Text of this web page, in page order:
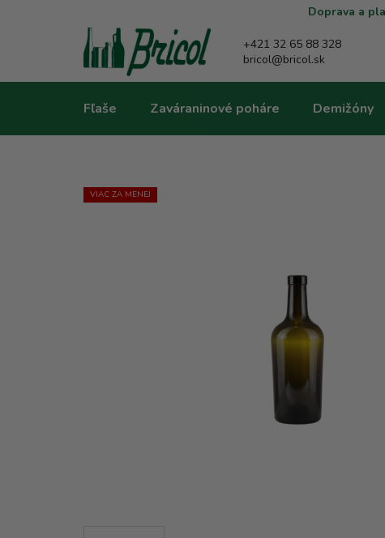
Doprava a
+421 32 65 88 328
bricol@bricol.sk
Fľaše Zaváraninové poháre Demižóny
VIAC ZA MENEJ